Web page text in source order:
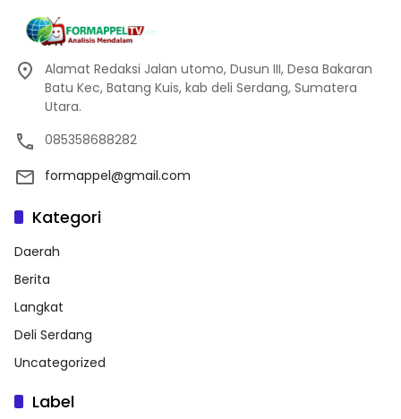
Alamat Redaksi Jalan utomo, Dusun III, Desa Bakaran
Batu Kec, Batang Kuis, kab deli Serdang, Sumatera
Utara.
085358688282
formappel@gmail.com
Kategori
Daerah
Berita
Langkat
Deli Serdang
Uncategorized
Label